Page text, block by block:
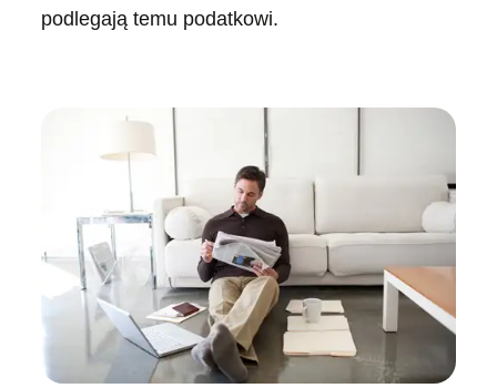
podlegają temu podatkowi.